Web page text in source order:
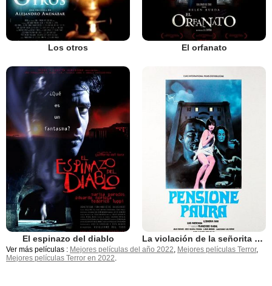
Los otros El orfanato
El espinazo del diablo La violación de la señorita Julia
Ver más películas : Mejores películas del año 2022 Mejores películas Terror,
Mejores películas Terror en 2022